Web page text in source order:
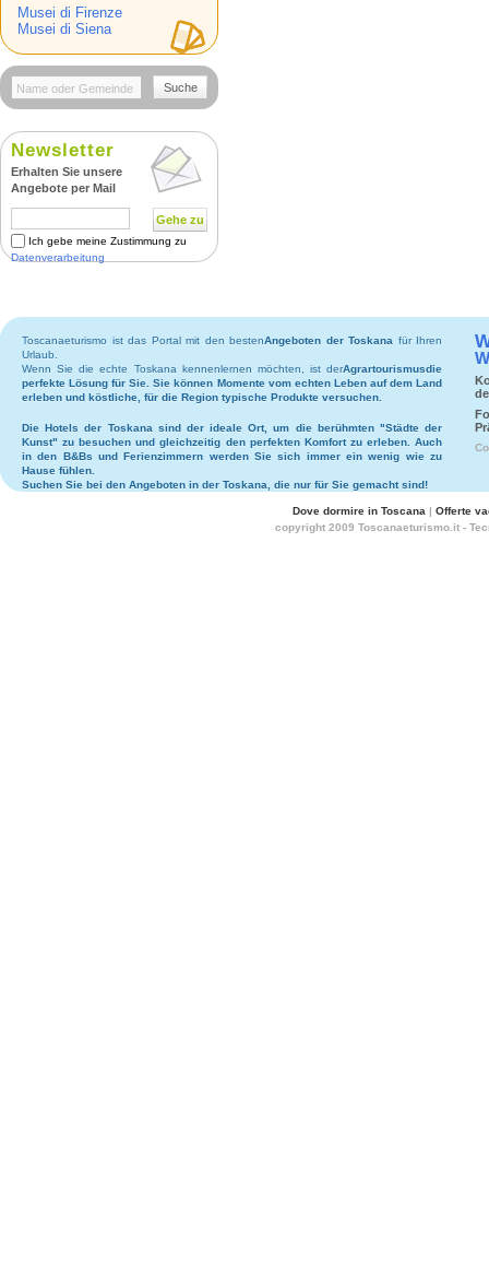
Musei di Firenze
Musei di Siena
Suche
Newsletter
Erhalten Sie unsere
Angebote per Mail
Gehe zu
Ich gebe meine Zustimmung zu
Datenverarbeitung
Toscanaeturismo ist das Portal mit den bestenAngeboten der Toskana für Ihren
Urlaub.
Wenn Sie die echte Toskana kennenlernen möchten, ist derAgrartourismusdie
perfekte Lösung für Sie. Sie können Momente vom echten Leben auf dem Land
erleben und köstliche, für die Region typische Produkte versuchen.
DieHotels der Toskana sind der ideale Ort, um die berühmten "Städte der
Kunst" zu besuchen und gleichzeitig den perfekten Komfort zu erleben. Auch
in den B&Bs undFerienzimmern werden Sie sich immer ein wenig wie zu
Hause fühlen.
Suchen Sie bei den Angeboten in der Toskana , die nur für Sie gemacht sind!
Dove dormire in Toscana | Offerte
copyright 2009 Toscanaeturismo.it -